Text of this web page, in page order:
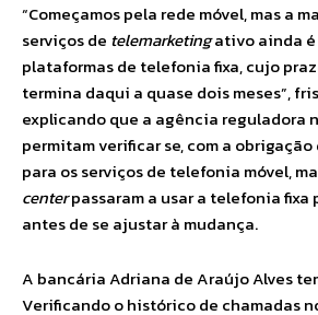
“Começamos pela rede móvel, mas a
serviços de telemarketingativo ainda
plataformas de telefonia fixa, cujo
termina daqui a quase dois meses”,
explicando que a agência reguladora
permitam verificar se, com a
para os serviços de telefonia móvel,
centerpassaram a usar a telefonia fixa
antes de se ajustar à mudança.
A bancária Adriana de Araújo Alves
Verificando o histórico de chamadas